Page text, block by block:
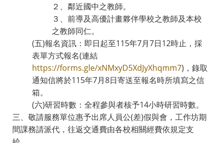
２、鄰近國中之教師。
３、前導及高優計畫夥伴學校之教師及本校
之教師同仁。
(五)報名資訊：即日起至115年7月7日12時止，採
表單方式報名(連結
https://forms.gle/xNMxyD5XdJyXhqmm7)，錄取
通知信將於115年7月8日寄送至報名時所填寫之信
箱。
(六)研習時數：全程參與者核予14小時研習時數。
三、敬請服務單位惠予出席人員公(差)假與會，工作坊期
間課務請派代，往返交通費由各校相關經費依規定支